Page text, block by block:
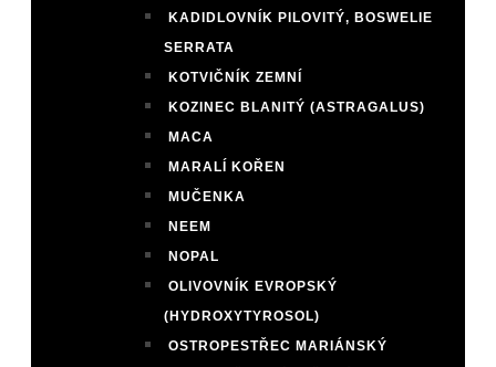
KADIDLOVNÍK PILOVITÝ, BOSWELIE
SERRATA
KOTVIČNÍK ZEMNÍ
KOZINEC BLANITÝ (ASTRAGALUS)
MACA
MARALÍ KOŘEN
MUČENKA
NEEM
NOPAL
OLIVOVNÍK EVROPSKÝ
(HYDROXYTYROSOL)
OSTROPESTŘEC MARIÁNSKÝ